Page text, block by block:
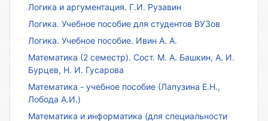
Логика и аргументация. Г.И. Рузавин
Логика. Учебное пособие для студентов ВУЗов
Логика. Учебное пособие. Ивин А. А.
Математика (2 семестр). Сост. М. А. Башкин, А. И.
Бурцев, Н. И. Гусарова
Математика - учебное пособие (Лапузина Е.Н.,
Лобода А.И.)
Математика и информатика (для специальности